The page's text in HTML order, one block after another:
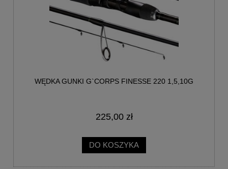
WĘDKA GUNKI G`CORPS FINESSE 220 1,5,10G
225,00 zł
DO KOSZYKA